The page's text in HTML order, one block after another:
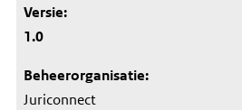
1.0
Juriconnect